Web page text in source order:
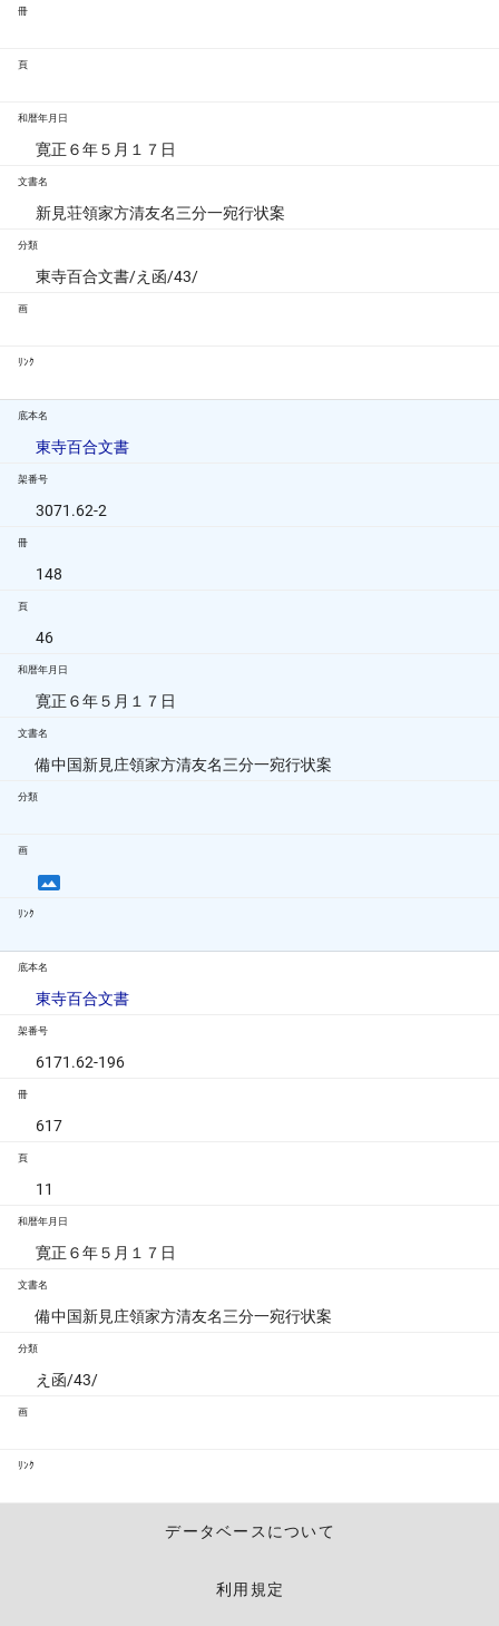
冊
頁
和暦年月日
寛正６年５月１７日
文書名
新見荘領家方清友名三分一宛行状案
分類
東寺百合文書/え函/43/
画
ﾘﾝｸ
底本名
東寺百合文書
架番号
3071.62-2
冊
148
頁
46
和暦年月日
寛正６年５月１７日
文書名
備中国新見庄領家方清友名三分一宛行状案
分類
画
ﾘﾝｸ
底本名
東寺百合文書
架番号
6171.62-196
冊
617
頁
11
和暦年月日
寛正６年５月１７日
文書名
備中国新見庄領家方清友名三分一宛行状案
分類
え函/43/
画
ﾘﾝｸ
データベースについて
利用規定